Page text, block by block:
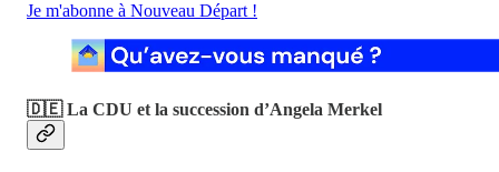
Je m'abonne à Nouveau Départ !
🇩🇪 La CDU et la succession d’Angela Merkel